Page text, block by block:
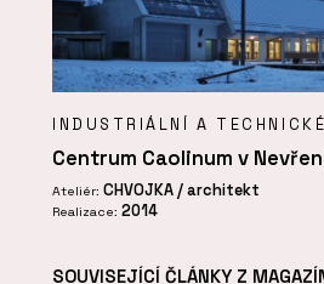
INDUSTRIÁLNÍ A
Centrum Caolinum v
Ateliér: CHVOJKA / architekt
Realizace: 2014
SOUVISEJÍCÍ ČLÁNKY Z